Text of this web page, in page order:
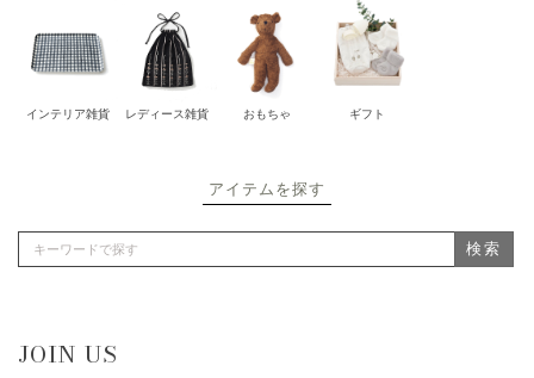
インテリア雑貨 レディース雑貨 おもちゃ ギフト
アイテムを探す
検索
JOIN US